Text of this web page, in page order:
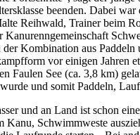
beenden. Dabei
Reihwald, Trainer beim
Kanurenngemeinschaft
Kombination aus
vor einigen
Faulen See (ca. 3,8 km)
und somit Paddeln,
und an Land ist schon
Kanu, Schwimmweste